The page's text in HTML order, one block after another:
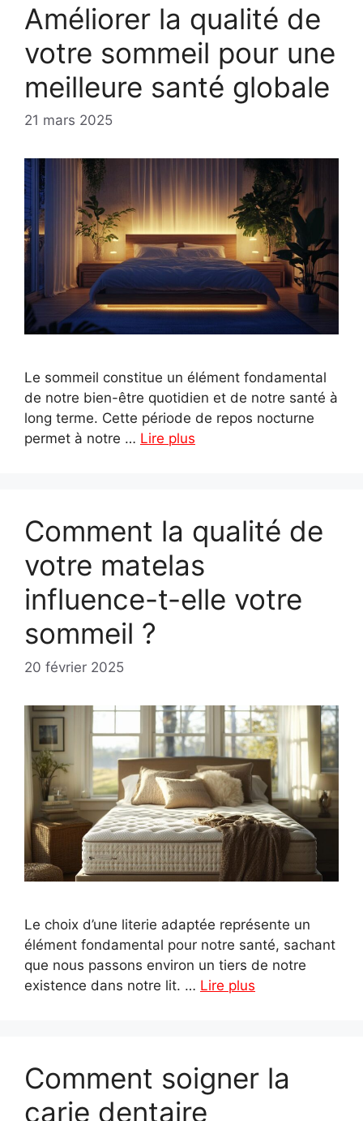
Améliorer la qualité de
votre sommeil pour une
meilleure santé globale
21 mars 2025
Le sommeil constitue un élément fondamental
de notre bien-être quotidien et de notre santé à
long terme. Cette période de repos nocturne
permet à notre … Lire plus
Comment la qualité de
votre matelas
influence-t-elle votre
sommeil ?
20 février 2025
Le choix d’une literie adaptée représente un
élément fondamental pour notre santé, sachant
que nous passons environ un tiers de notre
existence dans notre lit. … Lire plus
Comment soigner la
carie dentaire